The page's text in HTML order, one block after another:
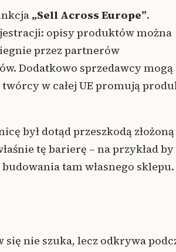
„Sell Across Europe”.
opisy produktów można
przez partnerów
Dodatkowo sprzedawcy mogą
w całej UE promują
był dotąd przeszkodą złożoną
tę barierę – na przykład by
tam własnego sklepu.
nie szuka, lecz odkrywa